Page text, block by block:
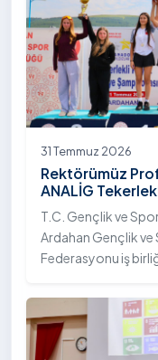
31 Temmuz 2026
Rektörümüz
ANALİG
Ödül Töreni’ne
T.C. Gençlik ve
Ardahan Gençlik ve
Federasyonu iş
Sezonu Tekerlekli
Temmuz 2026
Yerleşkesi ev